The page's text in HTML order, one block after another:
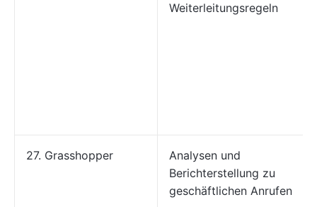
Weiterleitungsregeln
27. Grasshopper
Analysen und
Berichterstellung zu
geschäftlichen Anrufen